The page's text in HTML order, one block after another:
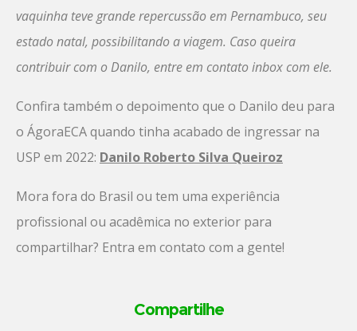
vaquinha teve grande repercussão em Pernambuco, seu
estado natal, possibilitando a viagem. Caso queira
contribuir com o Danilo, entre em contato inbox com ele.
Confira também o depoimento que o Danilo deu para
o ÁgoraECA quando tinha acabado de ingressar na
USP em 2022: Danilo Roberto Silva Queiroz
Mora fora do Brasil ou tem uma experiência
profissional ou acadêmica no exterior para
compartilhar? Entra em contato com a gente!
Compartilhe